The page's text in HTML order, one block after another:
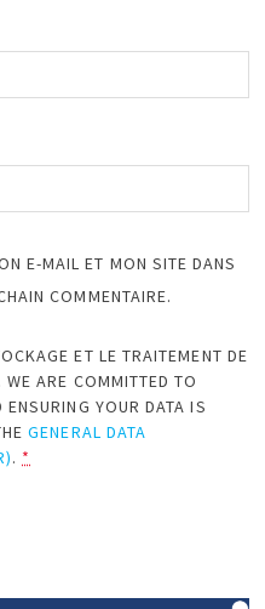
E-MAIL ET MON SITE DANS
COMMENTAIRE.
ET LE TRAITEMENT DE
ARE COMMITTED TO
YOUR DATA IS
GENERAL DATA
. *